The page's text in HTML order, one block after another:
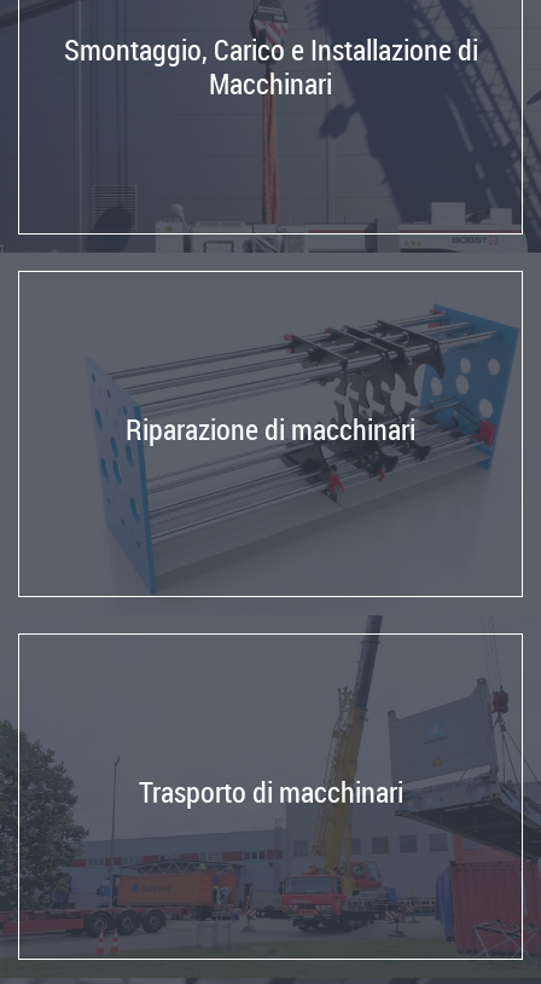
Smontaggio, Carico e Installazione di
Macchinari
Riparazione di macchinari
Trasporto di macchinari